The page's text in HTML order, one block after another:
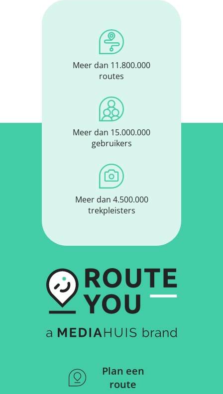
Meer dan 11.800.000
routes
Meer dan 15.000.000
gebruikers
Meer dan 4.500.000
trekpleisters
Plan een
route